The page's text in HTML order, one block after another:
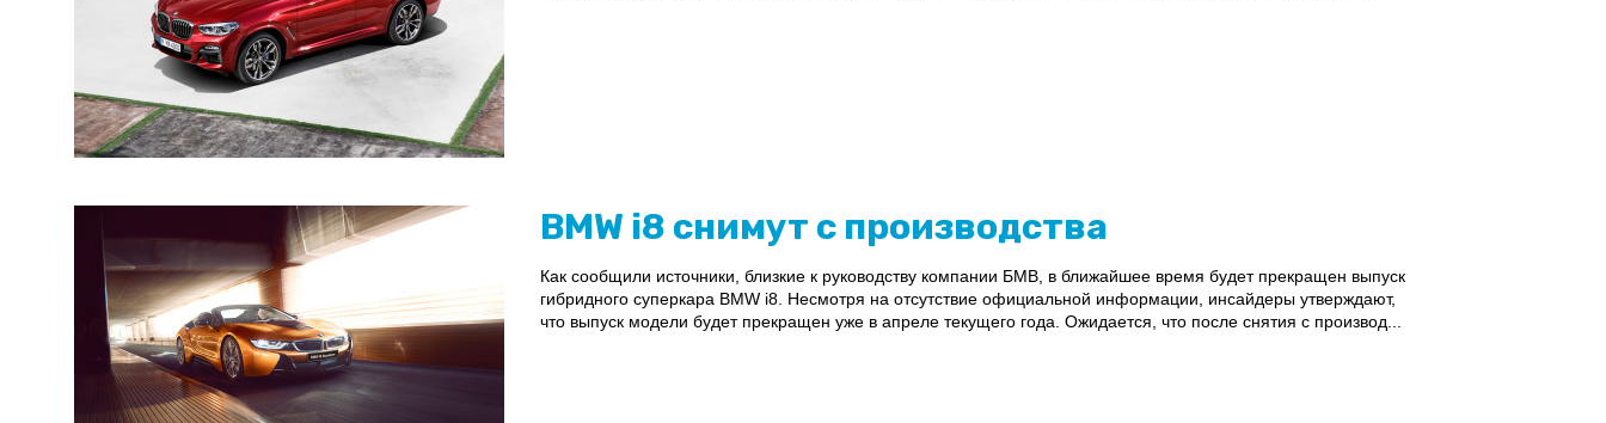
BMW i8 снимут с производства
Как сообщили источники, близкие к руководству компании БМВ, в ближайшее время будет прекращен выпуск
гибридного суперкара BMW i8. Несмотря на отсутствие официальной информации, инсайдеры утверждают,
что выпуск модели будет прекращен уже в апреле текущего года. Ожидается, что после снятия с производ...